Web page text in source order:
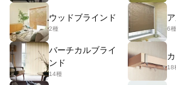
ウッドブラインド
2種 6種
バーチカルブライ
ンド
14種
18